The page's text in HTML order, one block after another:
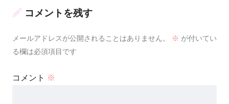
コメントを残す
メールアドレスが公開されることはありません。 ※ が付いてい
る欄は必須項目です
コメント ※